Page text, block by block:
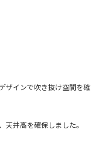
ザインで吹き抜け空間を確
井高を確保しました。